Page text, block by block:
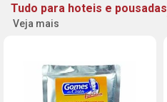
Tudo para hoteis e pousadas
Veja mais